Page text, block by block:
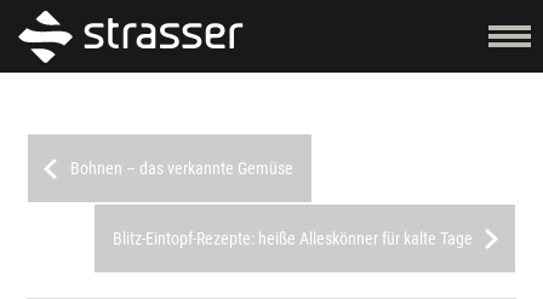
Bohnen – das verkannte Gemüse
Blitz-Eintopf-Rezepte: heiße Alleskönner für kalte Tage